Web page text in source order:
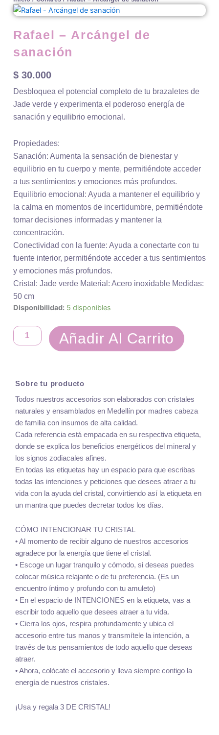
Rafael – Arcángel de
sanación
$30.000
Desbloquea el potencial completo de tu brazaletes de
Jade verde y experimenta el poderoso energía de
sanación y equilibrio emocional.
Propiedades:
Sanación: Aumenta la sensación de bienestar y
equilibrio en tu cuerpo y mente, permitiéndote acceder
a tus sentimientos y emociones más profundos.
Equilibrio emocional: Ayuda a mantener el equilibrio y
la calma en momentos de incertidumbre, permitiéndote
tomar decisiones informadas y mantener la
concentración.
Conectividad con la fuente: Ayuda a conectarte con tu
fuente interior, permitiéndote acceder a tus sentimientos
y emociones más profundos.
Cristal: Jade verde Material: Acero inoxidable Medidas:
50 cm
Disponibilidad: 5 disponibles
Rafael
Arcángel
de
Añadir Al Carrito
Sobre tu producto
Todos nuestros accesorios son elaborados con cristales
naturales y ensamblados en Medellín por madres cabeza
de familia con insumos de alta calidad.
Cada referencia está empacada en su respectiva etiqueta,
donde se explica los beneficios energéticos del mineral y
los signos zodiacales afines.
En todas las etiquetas hay un espacio para que escribas
todas las intenciones y peticiones que desees atraer a tu
vida con la ayuda del cristal, convirtiendo así la etiqueta en
un mantra que puedes decretar todos los días.
CÓMO INTENCIONAR TU CRISTAL
• Al momento de recibir alguno de nuestros accesorios
agradece por la energía que tiene el cristal.
• Escoge un lugar tranquilo y cómodo, si deseas puedes
colocar música relajante o de tu preferencia. (Es un
encuentro íntimo y profundo con tu amuleto)
• En el espacio de INTENCIONES en la etiqueta, vas a
escribir todo aquello que desees atraer a tu vida.
• Cierra los ojos, respira profundamente y ubica el
accesorio entre tus manos y transmítele la intención, a
través de tus pensamientos de todo aquello que deseas
atraer.
• Ahora, colócate el accesorio y lleva siempre contigo la
energía de nuestros cristales.
¡Usa y regala 3 DE CRISTAL!